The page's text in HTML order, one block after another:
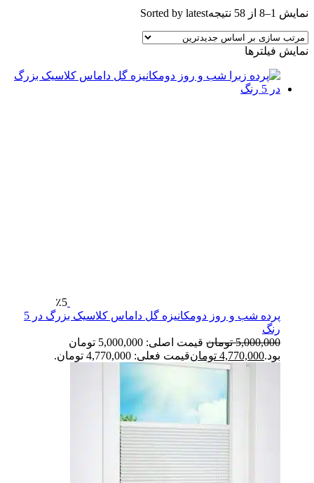
نمایش 1–8 از 58 نتیجه Sorted by latest
نمایش فیلترها
٪5
پرده شب و روز دومکانیزه گل داماس کلاسیک بزرگ در 5
رنگ
5,000,000 تومان
قیمت اصلی: 5,000,000 تومان
بود.4,770,000 تومانقیمت فعلی: 4,770,000 تومان.